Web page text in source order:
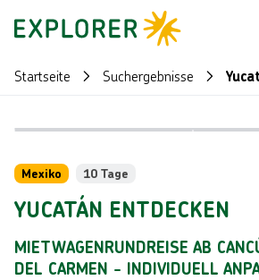
Startseite Suchergebnisse
Mexiko 10 Tage
YUCATÁN ENTDECKEN
MIETWAGENRUNDREISE AB
DEL CARMEN - INDIVIDUELL